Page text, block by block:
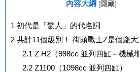
內容大綱 [隱藏]
1 初代是「驚人」的代名詞
2 共計11個級別！ 街頭戰士Z是個龐
2.1 Z H2（998cc 並列四缸＋機械
2.2Z1100（1098cc 並列四缸）